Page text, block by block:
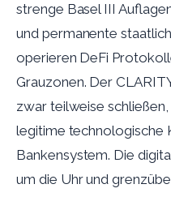
strenge Basel III
und permanente
operieren DeFi
Grauzonen. Der
zwar teilweise
legitime technologische
Bankensystem. Die
um die Uhr und